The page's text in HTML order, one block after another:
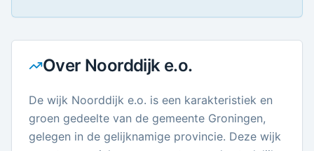
Over Noorddijk e.o.
De wijk Noorddijk e.o. is een karakteristiek en
groen gedeelte van de gemeente Groningen,
gelegen in de gelijknamige provincie. Deze wijk